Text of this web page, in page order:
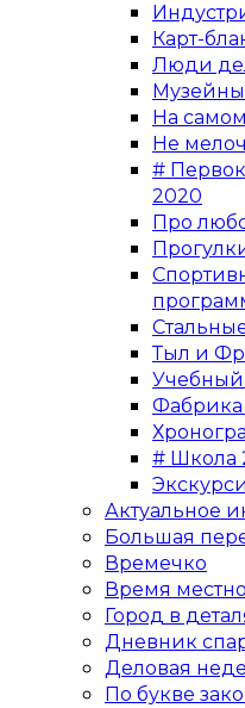
Карт-
Люди
На
Не
#
2020
Про
Тыл и
Учебный
Фабрика
# Школа
Актуальное
Большая
Времечко
Время
Город в
Дневник
Деловая
По букве